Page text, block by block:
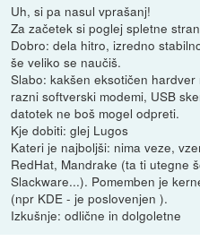
Uh, si pa nasul vprašanj!
Za začetek si poglej spletne
Dobro: dela hitro, izredno
še veliko se naučiš.
Slabo: kakšen eksotičen
razni softverski modemi, USB
datotek ne boš mogel odpreti.
Kje dobiti: glej Lugos
Kateri je najboljši: nima veze,
RedHat, Mandrake (ta ti utegne
Slackware...). Pomemben je
(npr KDE - je poslovenjen ).
Izkušnje: odlične in dolgoletne